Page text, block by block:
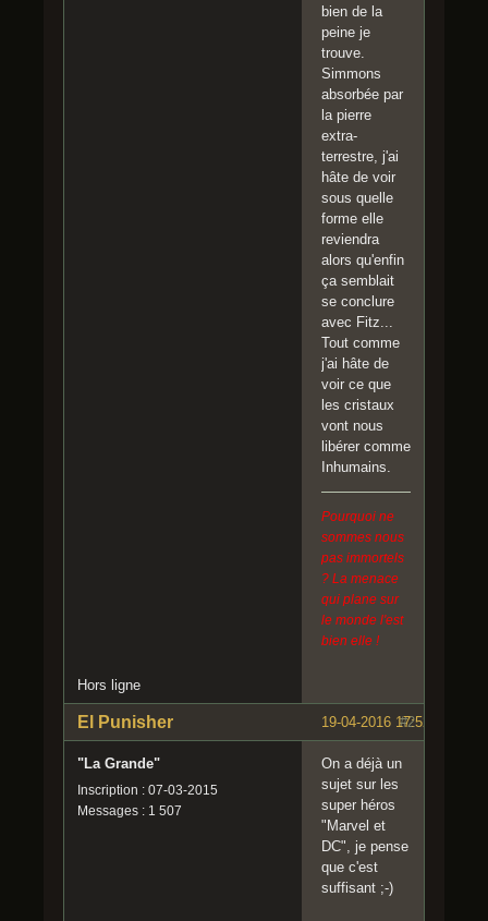
bien de la
peine je
trouve.
Simmons
absorbée par
la pierre
extra-
terrestre, j'ai
hâte de voir
sous quelle
forme elle
reviendra
alors qu'enfin
ça semblait
se conclure
avec Fitz...
Tout comme
j'ai hâte de
voir ce que
les cristaux
vont nous
libérer comme
Inhumains.
Pourquoi ne
sommes nous
pas immortels
? La menace
qui plane sur
le monde l'est
bien elle !
Hors ligne
#2
19-04-2016 17:52:08
El Punisher
"La Grande"
Inscription : 07-03-2015
Messages : 1 507
On a déjà un
sujet sur les
super héros
"Marvel et
DC", je pense
que c'est
suffisant ;-)